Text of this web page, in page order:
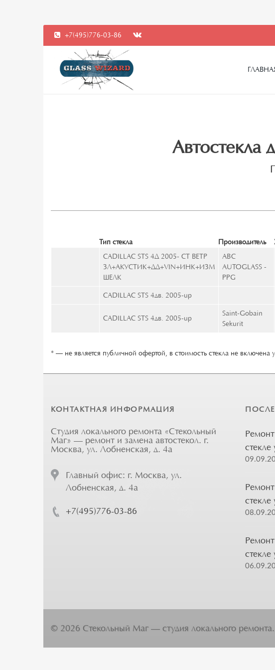
+7(495)776-03-86
Автостекла
Тип стекла Производитель
CADILLAC STS 4Д 2005- СТ ВЕТР
ЗЛ+АКУСТИК+ДД+VIN+ИНК+ИЗМ
ШЕЛК
ABC
AUTOGLASS -
PPG
CADILLAC STS 4дв. 2005-up
CADILLAC STS 4дв. 2005-up
Saint-Gobain
Sekurit
* — не является публичной офертой, в стоимость стекла не включена
КОНТАКТНАЯ ИНФОРМАЦИЯ
Студия локального ремонта «Стекольный
Маг» — ремонт и замена автостекол. г.
Москва, ул. Лобненская, д. 4а
Главный офис: г. Москва, ул.
Лобненская, д. 4а
+7(495)776-03-86
стекле
© 2026 Стекольный Маг — студия локального ремонта.